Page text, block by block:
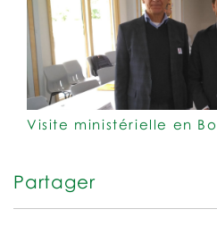
Visite ministérielle en
Partager